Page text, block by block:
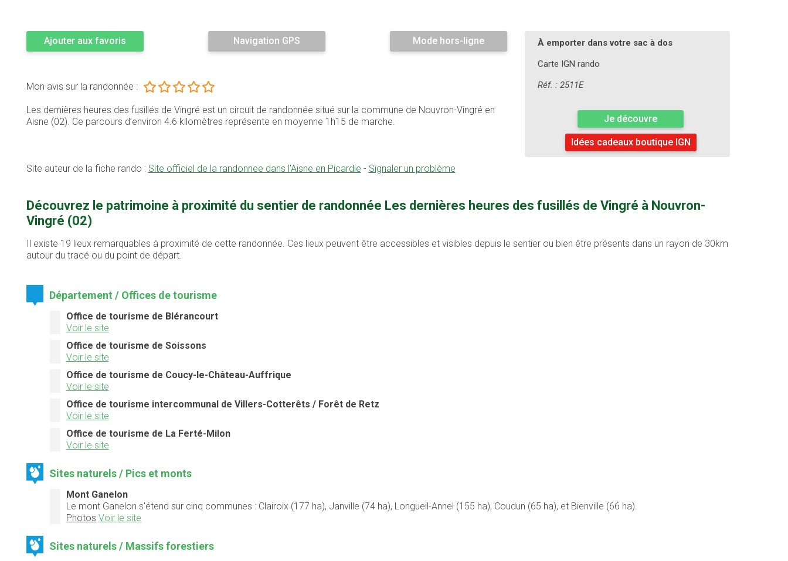
Ajouter aux favoris Navigation GPS Mode hors-ligne
Mon avis sur la randonnée :
Les dernières heures des fusillés de Vingré est un circuit de randonnée situé sur la commune de Nouvron-Vingré en
Aisne (02). Ce parcours d’environ 4.6 kilomètres représente en moyenne 1h15 de marche.
Site auteur de la fiche rando : Site officiel de la randonnee dans l'Aisne en Picardie - Signaler un problème
À emporter dans votre sac à dos
Carte IGN rando
Réf. : 2511E
Je découvre
Idées cadeaux boutique IGN
Découvrez le patrimoine à proximité du sentier de randonnée Les dernières heures des fusillés de Vingré à Nouvron-
Vingré (02)
Il existe 19 lieux remarquables à proximité de cette randonnée. Ces lieux peuvent être accessibles et visibles depuis le sentier ou bien être présents dans un rayon de 30km
autour du tracé ou du point de départ.
Département / Offices de tourisme
Office de tourisme de Blérancourt
Voir le site
Office de tourisme de Soissons
Voir le site
Office de tourisme de Coucy-le-Château-Auffrique
Voir le site
Office de tourisme intercommunal de Villers-Cotterêts / Forêt de Retz
Voir le site
Office de tourisme de La Ferté-Milon
Voir le site
Sites naturels / Pics et monts
Mont Ganelon
Le mont Ganelon s'étend sur cinq communes : Clairoix (177 ha), Janville (74 ha), Longueil-Annel (155 ha), Coudun (65 ha), et Bienville (66 ha).
Photos Voir le site
Sites naturels / Massifs forestiers